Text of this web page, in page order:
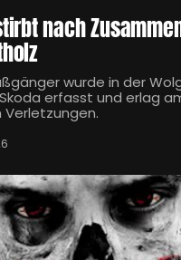
nach
wurde in der
erfasst und erlag
Verletzungen.